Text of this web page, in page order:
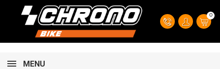
0
MENU